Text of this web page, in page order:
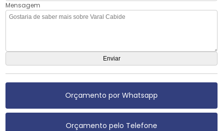
Mensagem
Orçamento por Whatsapp
Orçamento pelo Telefone